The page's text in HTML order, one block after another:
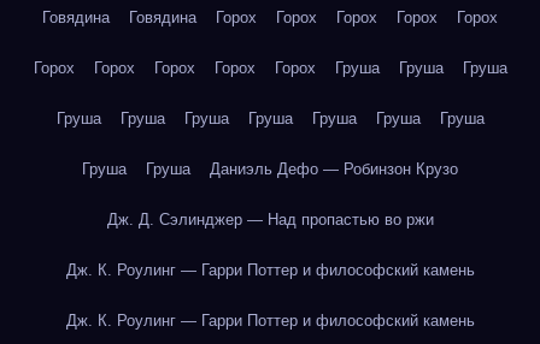
Говядина Говядина Горох Горох Горох Горох Горох
Горох Горох Горох Горох Горох Груша Груша Груша
Груша Груша Груша Груша Груша Груша Груша
Груша Груша Даниэль Дефо — Робинзон Крузо
Дж. Д. Сэлинджер — Над пропастью во ржи
Дж. К. Роулинг — Гарри Поттер и философский камень
Дж. К. Роулинг — Гарри Поттер и философский камень